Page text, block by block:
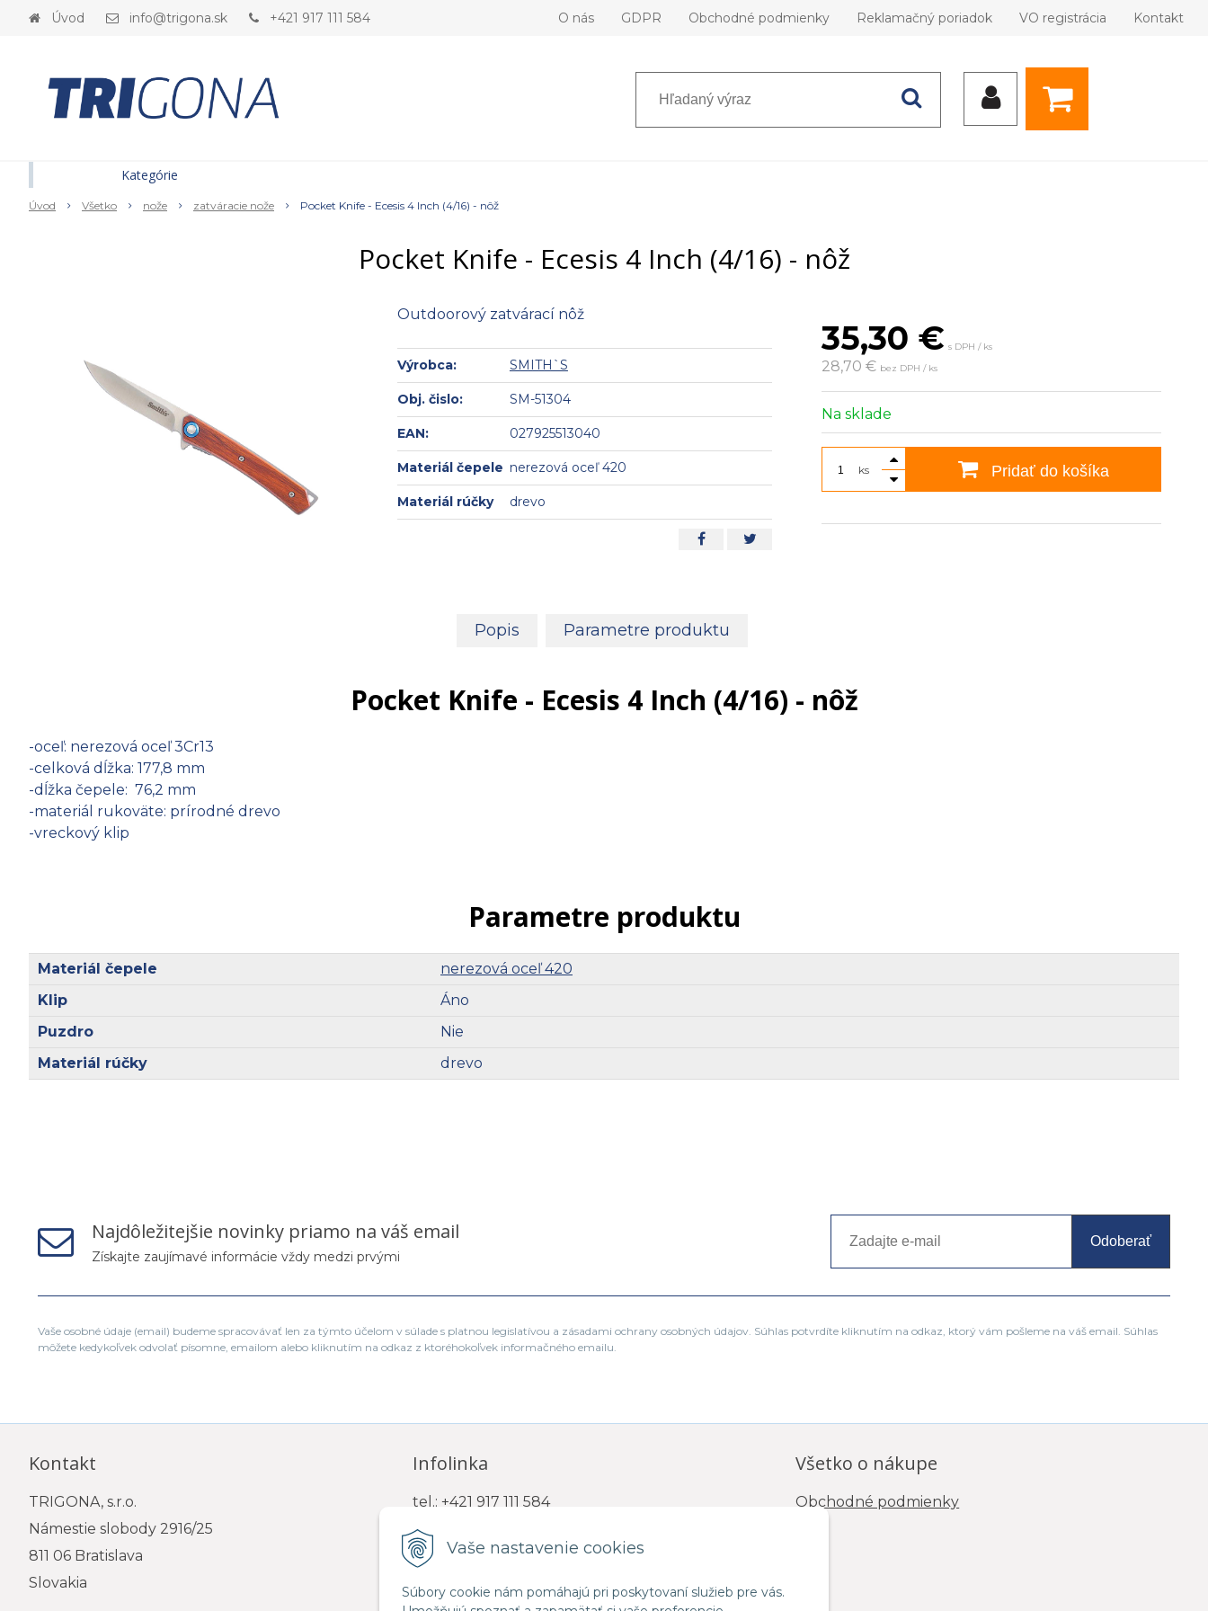
Vaše nastavenie cookies
Súbory cookie nám pomáhajú pri poskytovaní služieb pre vás.
Úvod info@trigona.sk +421 917 111 584 O nás GDPR Obchodné podmienky Reklamačný poriadok VO registrácia Kontakt
Úvod Všetko nože zatváracie nože Pocket Knife - Ecesis 4 Inch (4/16) - nôž
Pocket Knife - Ecesis 4 Inch (4/16) - nôž
35,30 € s DPH / ks
28,70 € bez DPH / ks
Na sklade
ks Pridať do košíka
Outdoorový zatvárací nôž
Výrobca: SMITH`S
Obj. čislo: SM-51304
EAN: 027925513040
Materiál čepele nerezová oceľ 420
Materiál rúčky drevo
Popis Parametre produktu
Pocket Knife - Ecesis 4 Inch (4/16) - nôž
-oceľ: nerezová oceľ 3Cr13
-celková dĺžka: 177,8 mm
-dĺžka čepele: 76,2 mm
-materiál rukoväte: prírodné drevo
-vreckový klip
Parametre produktu
Materiál čepele
nerezová oceľ 420
Klip
Áno
Puzdro
Nie
Materiál rúčky
drevo
Kategórie
Najdôležitejšie novinky priamo na váš email
Získajte zaujímavé informácie vždy medzi prvými
Odoberať
Vaše osobné údaje (email) budeme spracovávať len za týmto účelom v súlade s platnou legislatívou a zásadami ochrany osobných údajov. Súhlas potvrdíte kliknutím na odkaz, ktorý vám pošleme na váš email. Súhlas
môžete kedykoľvek odvolať písomne, emailom alebo kliknutím na odkaz z ktoréhokoľvek informačného emailu.
Kontakt
TRIGONA, s.r.o.
Námestie slobody 2916/25
811 06 Bratislava
Slovakia
Infolinka
tel.: +421 917 111 584
e-mail: info@trigona.sk
Všetko o nákupe
Obchodné podmienky